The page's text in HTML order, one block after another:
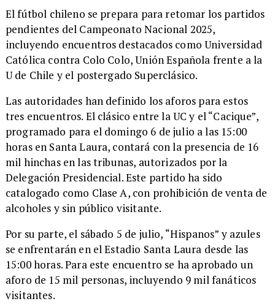
El fútbol chileno se prepara para retomar los partidos
pendientes del Campeonato Nacional 2025,
incluyendo encuentros destacados como Universidad
Católica contra Colo Colo, Unión Española frente a la
U de Chile y el postergado Superclásico.
Las autoridades han definido los aforos para estos
tres encuentros. El clásico entre la UC y el “Cacique”,
programado para el domingo 6 de julio a las 15:00
horas en Santa Laura, contará con la presencia de 16
mil hinchas en las tribunas, autorizados por la
Delegación Presidencial. Este partido ha sido
catalogado como Clase A, con prohibición de venta de
alcoholes y sin público visitante.
Por su parte, el sábado 5 de julio, “Hispanos” y azules
se enfrentarán en el Estadio Santa Laura desde las
15:00 horas. Para este encuentro se ha aprobado un
aforo de 15 mil personas, incluyendo 9 mil fanáticos
visitantes.